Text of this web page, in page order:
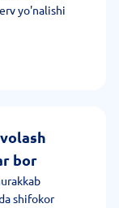
yo'nalishi
bor
shifokor